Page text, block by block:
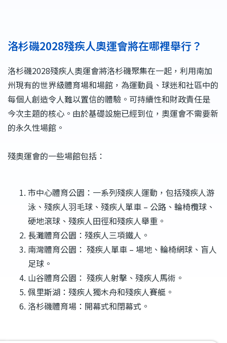
洛杉磯2028殘疾人奧運會將在哪裡舉行？
洛杉磯2028殘疾人奧運會將洛杉磯聚集在一起，利用南加
州現有的世界級體育場和場館，為運動員、球迷和社區中的
每個人創造令人難以置信的體驗。可持續性和財政責任是
今次主題的核心。由於基礎設施已經到位，奧運會不需要新
的永久性場館。
殘奧運會的一些場館包括：
市中心體育公園：一系列殘疾人運動，包括殘疾人游
泳、殘疾人羽毛球、殘疾人單車 – 公路、輪椅欖球、
硬地滾球、殘疾人田徑和殘疾人舉重。
長灘體育公園：殘疾人三項鐵人。
南灣體育公園： 殘疾人單車 – 場地、輪椅網球、盲人
足球。
山谷體育公園： 殘疾人射擊、殘疾人馬術。
佩里斯湖：殘疾人獨木舟和殘疾人賽艇。
洛杉磯體育場：開幕式和閉幕式。